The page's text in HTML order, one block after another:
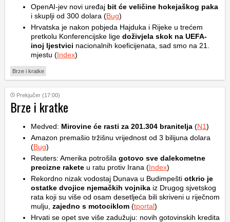
OpenAI-jev novi uređaj bit će veličine hokejaškog paka
i skuplji od 300 dolara (Bug)
Hrvatska je nakon pobjeda Hajduka i Rijeke u trećem
pretkolu Konferencijske lige doživjela skok na UEFA-
inoj ljestvici nacionalnih koeficijenata, sad smo na 21.
mjestu (Index)
Brze i kratke
Prekjučer (17:00)
Brze i kratke
Medved: Mirovine će rasti za 201.304 branitelja (N1)
Amazon premašio tržišnu vrijednost od 3 bilijuna dolara
(Bug)
Reuters: Amerika potrošila gotovo sve dalekometne
precizne rakete u ratu protiv Irana (Index)
Rekordno nizak vodostaj Dunava u Budimpešti otkrio je
ostatke dvojice njemačkih vojnika iz Drugog sjvetskog
rata koji su više od osam desetljeća bili skriveni u riječnom
mulju, zajedno s motociklom (tportal)
Hrvati se opet sve više zadužuju: novih gotovinskih kredita